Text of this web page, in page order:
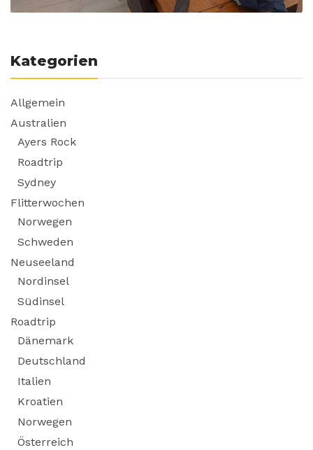
Kategorien
Allgemein
Australien
Ayers Rock
Roadtrip
Sydney
Flitterwochen
Norwegen
Schweden
Neuseeland
Nordinsel
Südinsel
Roadtrip
Dänemark
Deutschland
Italien
Kroatien
Norwegen
Österreich